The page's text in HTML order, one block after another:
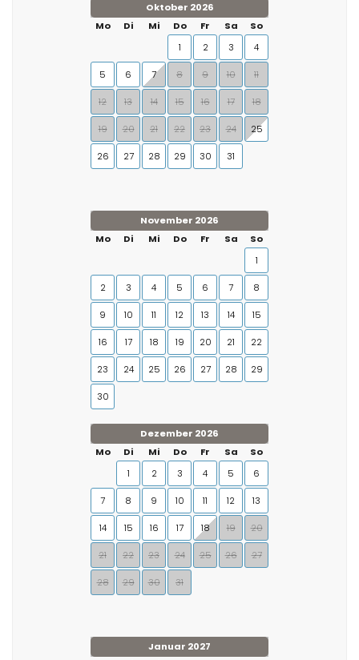
Oktober 2026
Mo
Di Mi Do Fr Sa
So
1
2 3 4
5 6 7 8 9 10 11
12 13 14 15 16 17 18
19 20 21 22 23 24 25
26 27 28 29 30 31
November 2026
Mo
Di Mi Do Fr Sa
So
1
2 3 4 5 6 7 8
9 10 11 12 13 14 15
16 17 18 19 20 21 22
23 24 25 26 27 28 29
30
Dezember 2026
Mo
Di Mi Do Fr Sa
So
1
2 3 4 5 6
7 8 9 10 11 12 13
14 15 16 17 18 19 20
21 22 23 24 25 26 27
28 29 30 31
Januar 2027